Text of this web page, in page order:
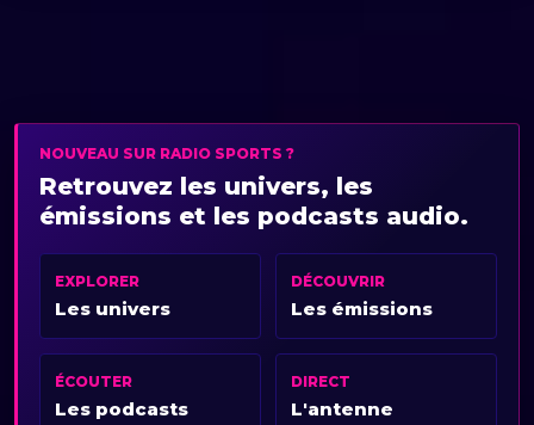
NOUVEAU SUR RADIO SPORTS ?
Retrouvez les univers, les
émissions et les podcasts audio.
EXPLORER
Les univers
DÉCOUVRIR
Les émissions
ÉCOUTER
Les podcasts
DIRECT
L'antenne